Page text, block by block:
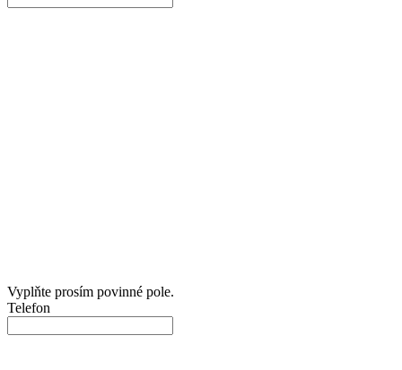
Vyplňte prosím povinné pole.
Telefon